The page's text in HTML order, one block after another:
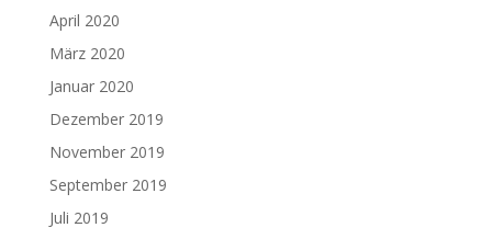
April 2020
März 2020
Januar 2020
Dezember 2019
November 2019
September 2019
Juli 2019